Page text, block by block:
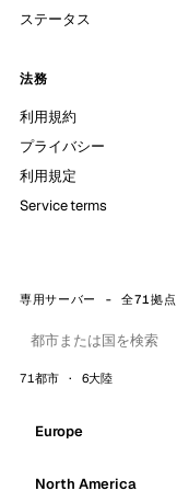
ステータス
法務
利用規約
プライバシー
利用規定
Service terms
専用サーバー - 全71拠点
71都市 · 6大陸
Europe
North America